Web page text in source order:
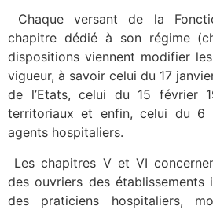
Chaque versant de la
chapitre dédié à son régime
dispositions viennent modifier
vigueur, à savoir celui du 17
de l’Etats, celui du 15 février
territoriaux et enfin, celui du 6
agents hospitaliers.
Les chapitres V et VI
des ouvriers des établissements
des praticiens hospitaliers,